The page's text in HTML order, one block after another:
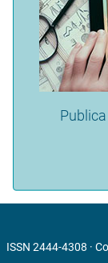
ISSN 2444-4308 ·